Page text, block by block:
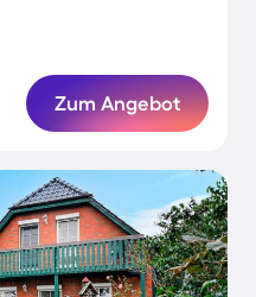
Zum Angebot